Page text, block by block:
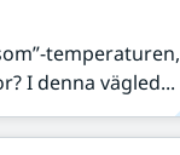
temperaturen,
I denna vägled...